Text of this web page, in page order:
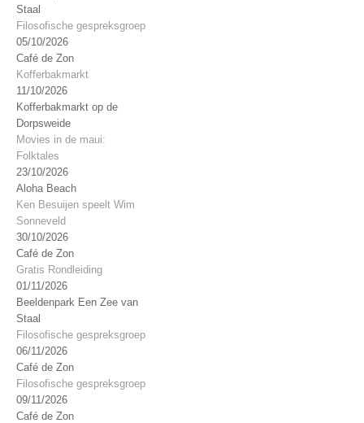
Staal
Filosofische gespreksgroep
05/10/2026
Café de Zon
Kofferbakmarkt
11/10/2026
Kofferbakmarkt op de
Dorpsweide
Movies in de maui:
Folktales
23/10/2026
Aloha Beach
Ken Besuijen speelt Wim
Sonneveld
30/10/2026
Café de Zon
Gratis Rondleiding
01/11/2026
Beeldenpark Een Zee van
Staal
Filosofische gespreksgroep
06/11/2026
Café de Zon
Filosofische gespreksgroep
09/11/2026
Café de Zon